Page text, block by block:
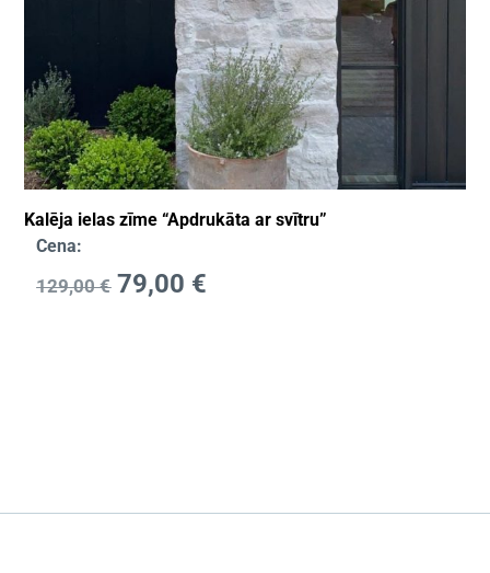
Kalēja ielas zīme “Apdrukāta ar svītru”
Cena:
129,00€ 79,00 €